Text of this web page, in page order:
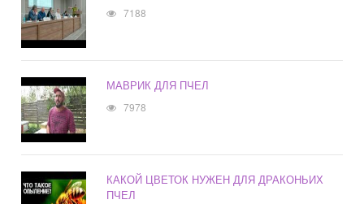
7188
МАВРИК ДЛЯ ПЧЕЛ
7978
КАКОЙ ЦВЕТОК НУЖЕН ДЛЯ ДРАКОНЬИХ
ПЧЕЛ